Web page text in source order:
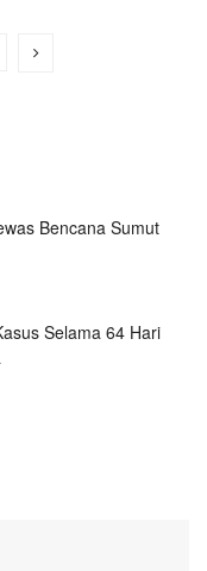
Bencana Sumut
Selama 64 Hari